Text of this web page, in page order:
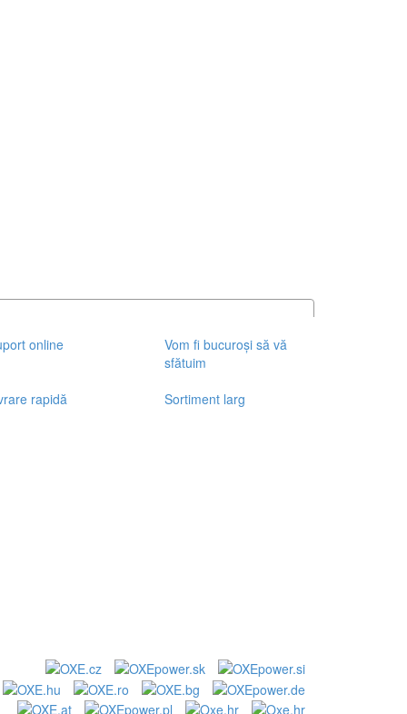
online
Vom fi bucuroși să vă
sfătuim
rapidă Sortiment larg